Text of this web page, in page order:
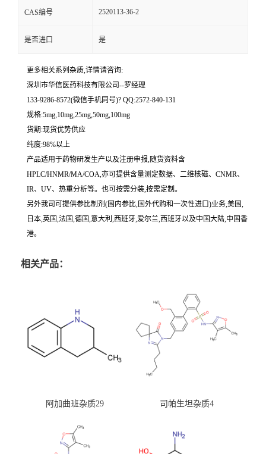
CAS编号 2520113-36-2
是否进口 是
更多相关系列杂质,详情请咨询:
深圳市华信医药科技有限公司--罗经理
133-9286-8572(微信手机同号)? QQ:2572-840-131
规格:5mg,10mg,25mg,50mg,100mg
货期:现货优势供应
纯度:98%以上
产品适用于药物研发生产以及注册申报,随货资料含
HPLC/HNMR/MA/COA,亦可提供含量测定数据、二维核磁、CNMR、
IR、UV、热重分析等。也可按需分装,按需定制。
另外我司可提供参比制剂(国内参比,国外代购和一次性进口)业务,美国,
日本,英国,法国,德国,意大利,西班牙,爱尔兰,西班牙以及中国大陆,中国香
港。
相关产品：
阿加曲班杂质29 司帕生坦杂质4